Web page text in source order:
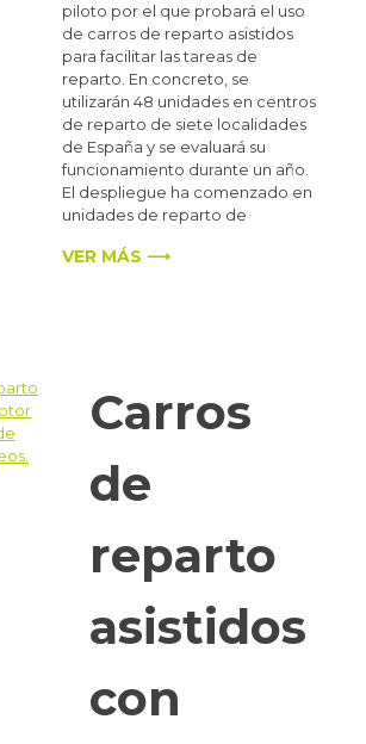
piloto por el que probará el uso
de carros de reparto asistidos
para facilitar las tareas de
reparto. En concreto, se
utilizarán 48 unidades en centros
de reparto de siete localidades
de España y se evaluará su
funcionamiento durante un año.
El despliegue ha comenzado en
unidades de reparto de
VER MÁS ⟶
Carros
de
reparto
asistidos
con